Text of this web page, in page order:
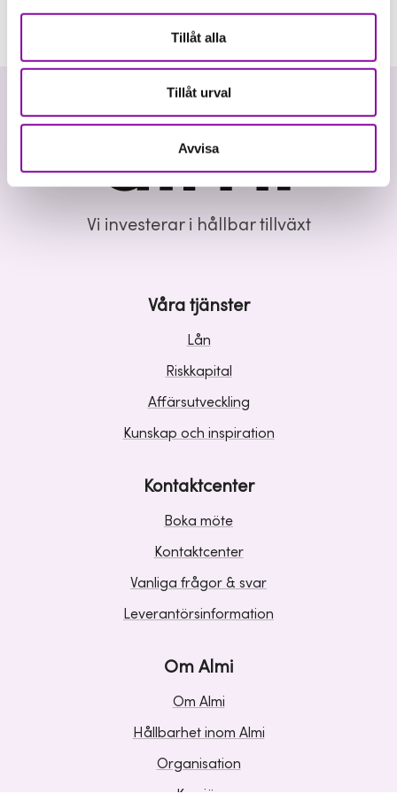
Tillåt alla
Tillåt urval
Avvisa
Vi investerar i hållbar tillväxt
Våra tjänster
Lån
Riskkapital
Affärsutveckling
Kunskap och inspiration
Kontaktcenter
Boka möte
Kontaktcenter
Vanliga frågor & svar
Leverantörsinformation
Om Almi
Om Almi
Hållbarhet inom Almi
Organisation